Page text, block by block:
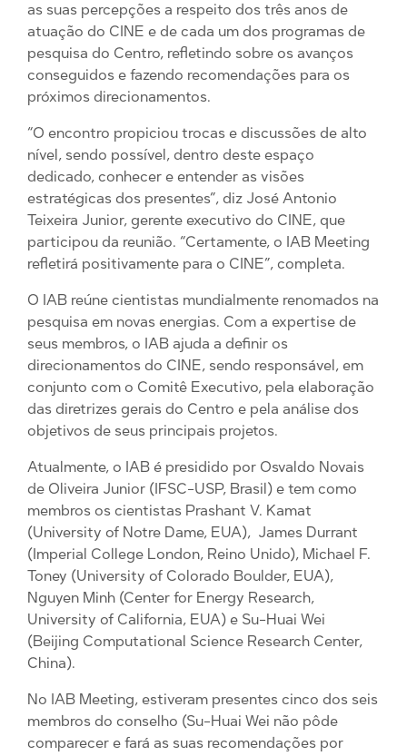
as suas percepções a respeito dos três anos de
atuação do CINE e de cada um dos programas de
pesquisa do Centro, refletindo sobre os avanços
conseguidos e fazendo recomendações para os
próximos direcionamentos.
“O encontro propiciou trocas e discussões de alto
nível, sendo possível, dentro deste espaço
dedicado, conhecer e entender as visões
estratégicas dos presentes”, diz José Antonio
Teixeira Junior, gerente executivo do CINE, que
participou da reunião. “Certamente, o IAB Meeting
refletirá positivamente para o CINE”, completa.
O IAB reúne cientistas mundialmente renomados na
pesquisa em novas energias. Com a expertise de
seus membros, o IAB ajuda a definir os
direcionamentos do CINE, sendo responsável, em
conjunto com o Comitê Executivo, pela elaboração
das diretrizes gerais do Centro e pela análise dos
objetivos de seus principais projetos.
Atualmente, o IAB é presidido por Osvaldo Novais
de Oliveira Junior (IFSC-USP, Brasil) e tem como
membros os cientistas Prashant V. Kamat
(University of Notre Dame, EUA), James Durrant
(Imperial College London, Reino Unido), Michael F.
Toney (University of Colorado Boulder, EUA),
Nguyen Minh (Center for Energy Research,
University of California, EUA) e Su-Huai Wei
(Beijing Computational Science Research Center,
China).
No IAB Meeting, estiveram presentes cinco dos seis
membros do conselho (Su-Huai Wei não pôde
comparecer e fará as suas recomendações por